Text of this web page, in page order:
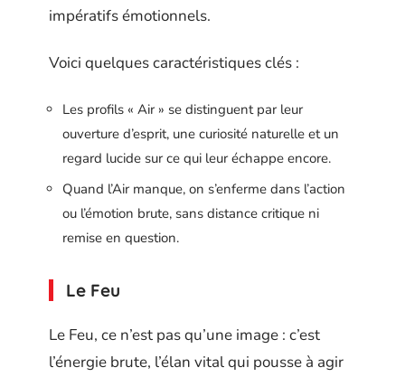
impératifs émotionnels.
Voici quelques caractéristiques clés :
Les profils « Air » se distinguent par leur
ouverture d’esprit, une curiosité naturelle et un
regard lucide sur ce qui leur échappe encore.
Quand l’Air manque, on s’enferme dans l’action
ou l’émotion brute, sans distance critique ni
remise en question.
Le Feu
Le Feu, ce n’est pas qu’une image : c’est
l’énergie brute, l’élan vital qui pousse à agir